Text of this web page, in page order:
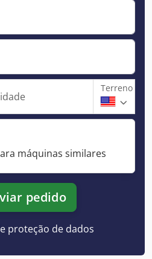
Terreno
máquinas similares
pedido
proteção de dados